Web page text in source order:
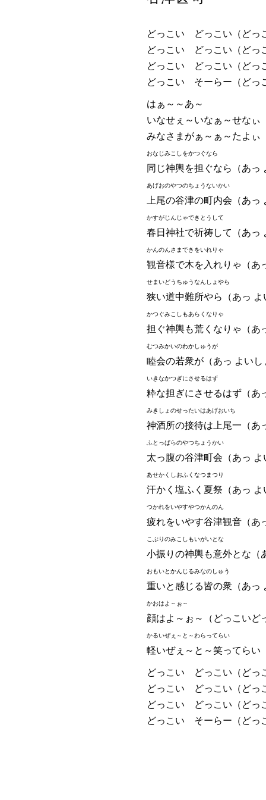
どっこい どっこい（どっ
どっこい どっこい（どっ
どっこい どっこい（どっ
どっこい そーらー（どっ
はぁ～～あ～
いなせぇ～いなぁ～せなぃ
みなさまがぁ～ぁ～たよぃ
おなじみこしをかつぐなら
同じ神輿を担ぐなら（あっ
あげおのやつのちょうないかい
上尾の谷津の町内会（あっ
かすがじんじゃできとうして
春日神社で祈祷して（あっ
かんのんさまできをいれりゃ
観音様で木を入れりゃ（あ
せまいどうちゅうなんしょやら
狭い道中難所やら（あっ よ
かつぐみこしもあらくなりゃ
担ぐ神輿も荒くなりゃ（あ
むつみかいのわかしゅうが
睦会の若衆が（あっ よいし
いきなかつぎにさせるはず
粋な担ぎにさせるはず（あ
みきしょのせったいはあげおいち
神酒所の接待は上尾一（あ
ふとっぱらのやつちょうかい
太っ腹の谷津町会（あっ よ
あせかくしおふくなつまつり
汗かく塩ふく夏祭（あっ よ
つかれをいやすやつかんのん
疲れをいやす谷津観音（あ
こぶりのみこしもいがいとな
小振りの神輿も意外とな（
おもいとかんじるみなのしゅう
重いと感じる皆の衆（あっ
かおはよ～ぉ～
顔はよ～ぉ～（どっこいど
かるいぜぇ～と～わらってらい
軽いぜぇ～と～笑ってらい
どっこい どっこい（どっ
どっこい どっこい（どっ
どっこい どっこい（どっ
どっこい そーらー（どっ